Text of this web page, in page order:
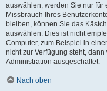
auswählen, werden Sie nur für
Missbrauch Ihres
bleiben, können Sie das
auswählen. Dies ist nicht
Computer, zum Beispiel in
nicht zur Verfügung steht,
Administration ausgeschaltet.
Nach oben